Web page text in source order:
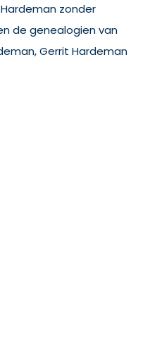
zonder
de genealogien van
Gerrit Hardeman